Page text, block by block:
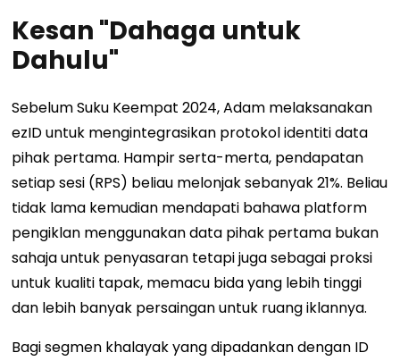
Kesan "Dahaga untuk
Dahulu"
Sebelum Suku Keempat 2024, Adam melaksanakan
ezID untuk mengintegrasikan protokol identiti data
pihak pertama. Hampir serta-merta, pendapatan
setiap sesi (RPS) beliau melonjak sebanyak 21%. Beliau
tidak lama kemudian mendapati bahawa platform
pengiklan menggunakan data pihak pertama bukan
sahaja untuk penyasaran tetapi juga sebagai proksi
untuk kualiti tapak, memacu bida yang lebih tinggi
dan lebih banyak persaingan untuk ruang iklannya.
Bagi segmen khalayak yang dipadankan dengan ID